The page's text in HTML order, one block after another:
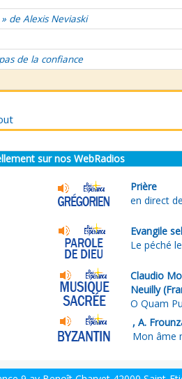
de Alexis Neviaski
de la confiance
sur nos WebRadios
Prière
en direct
Evangile
Le péché
Claudio
Neuilly
O Quam
, A.
Mon âme